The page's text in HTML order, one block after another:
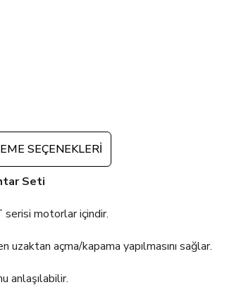
SEÇENEKLERI
Seti
motorlar içindir.
açma/kapama yapılmasını sağlar.
anlaşılabilir.